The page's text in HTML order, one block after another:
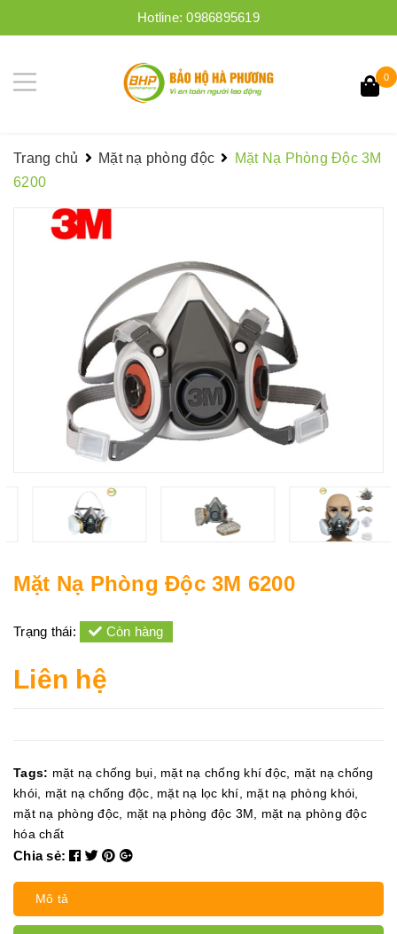
Hotline:0986895619
0
Trang chủ Mặt nạ phòng độc
Mặt Nạ Phòng Độc 3M
6200
Mặt Nạ Phòng Độc 3M 6200
Trạng thái: Còn hàng
Liên hệ
Tags: mặt nạ chống bụi mặt nạ chống khí độc
mặt nạ chống
khói
mặt nạ chống độc mặt nạ lọc khí mặt nạ phòng khói
mặt nạ phòng độc
mặt nạ phòng độc 3M
mặt nạ phòng độc
hóa chất
Chia sẻ:
Mô tả